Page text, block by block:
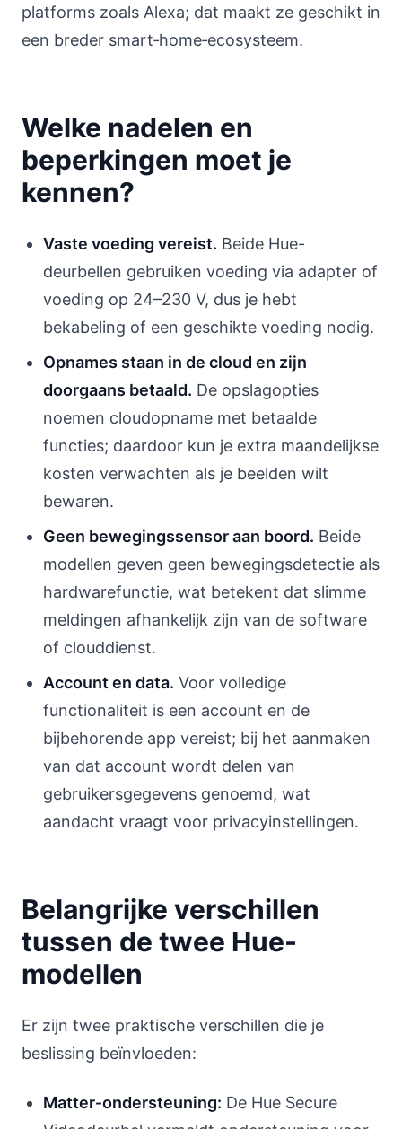
platforms zoals Alexa; dat maakt ze geschikt in
een breder smart‑home‑ecosysteem.
Welke nadelen en
beperkingen moet je
kennen?
Vaste voeding vereist. Beide Hue-
deurbellen gebruiken voeding via adapter of
voeding op 24–230 V, dus je hebt
bekabeling of een geschikte voeding nodig.
Opnames staan in de cloud en zijn
doorgaans betaald. De opslagopties
noemen cloudopname met betaalde
functies; daardoor kun je extra maandelijkse
kosten verwachten als je beelden wilt
bewaren.
Geen bewegingssensor aan boord. Beide
modellen geven geen bewegingsdetectie als
hardwarefunctie, wat betekent dat slimme
meldingen afhankelijk zijn van de software
of clouddienst.
Account en data. Voor volledige
functionaliteit is een account en de
bijbehorende app vereist; bij het aanmaken
van dat account wordt delen van
gebruikersgegevens genoemd, wat
aandacht vraagt voor privacyinstellingen.
Belangrijke verschillen
tussen de twee Hue-
modellen
Er zijn twee praktische verschillen die je
beslissing beïnvloeden:
Matter‑ondersteuning: De Hue Secure